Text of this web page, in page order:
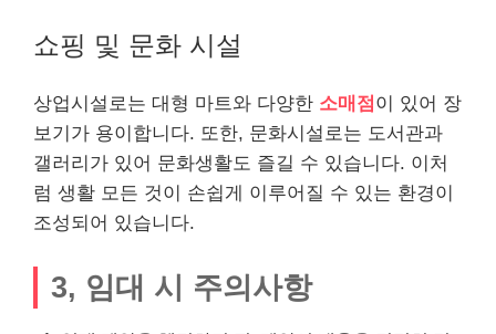
쇼핑 및 문화 시설
상업시설로는 대형 마트와 다양한 소매점 이 있어 장
보기가 용이합니다. 또한, 문화시설로는 도서관과
갤러리가 있어 문화생활도 즐길 수 있습니다. 이처
럼 생활 모든 것이 손쉽게 이루어질 수 있는 환경이
조성되어 있습니다.
3, 임대 시 주의사항